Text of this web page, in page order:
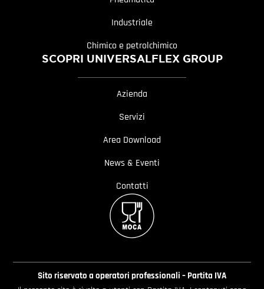
Industriale
Chimico e petrolchimico
SCOPRI UNIVERSALFLEX GROUP
Azienda
Servizi
Area Download
News & Eventi
Contatti
Sito riservato a operatori professionali – Partita IVA